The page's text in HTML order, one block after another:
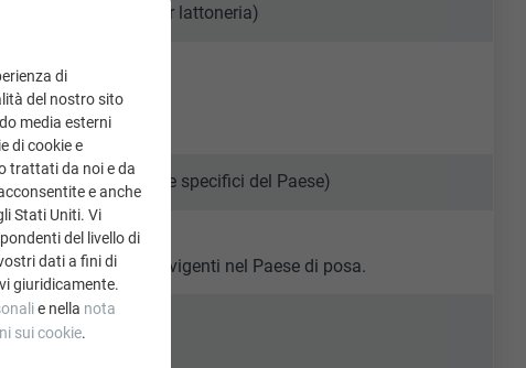
1.000 mm (nastro per lattoneria)
ca. 2,3 kg/m²
ca. 2,2 kg/m²
gli standard di settore specifici del Paese)
standard di settore vigenti nel Paese di posa.
di
del nostro sito
media esterni
di cookie e
trattati da noi e da
e anche
Stati Uniti. Vi
del livello di
dati a fini di
giuridicamente.
e nella nota
sui cookie.